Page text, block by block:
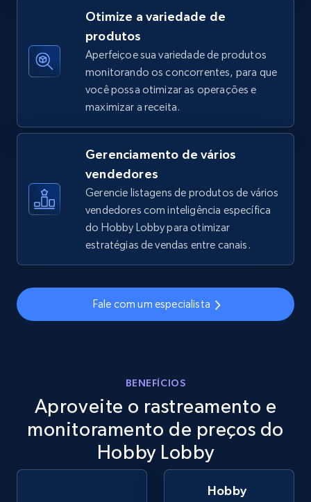
TikTok Shop - discover records by shop url
price, Final price, Discount percent, and more.
668+
Amazon sellers info
URL, Product id, Title, Seller name, Seller rating,
Seller reviews, Breadcrumbs, Root category, and
more.
2.5K+ 359+ Comece agora
Otimize a variedade de
produtos
Aperfeiçoe sua variedade de produtos
monitorando os concorrentes, para que
você possa otimizar as operações e
maximizar a receita.
Gerenciamento de vários
vendedores
Gerencie listagens de produtos de vários
vendedores com inteligência específica
do Hobby Lobby para otimizar
estratégias de vendas entre canais.
Fale com um especialista
BENEFÍCIOS
Aproveite o rastreamento e
monitoramento de preços do
Hobby Lobby
Hobby